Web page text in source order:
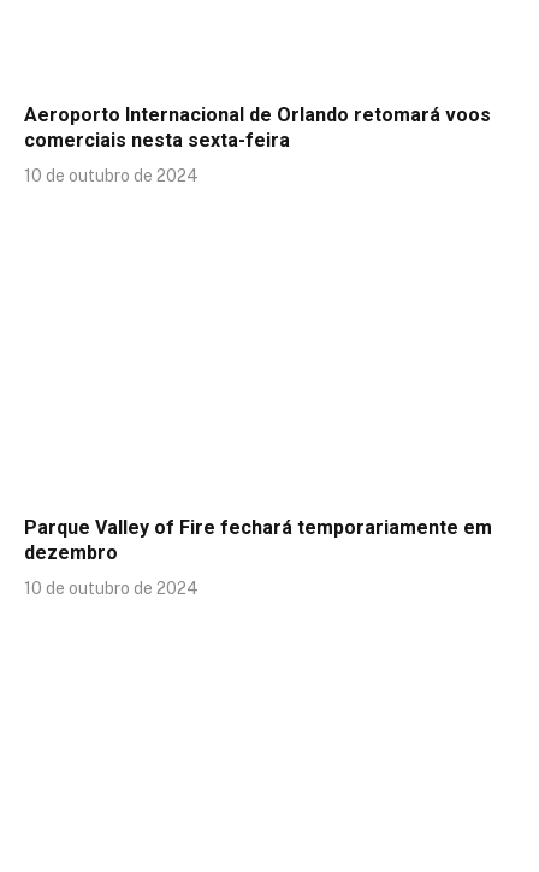
Aeroporto Internacional de Orlando retomará voos
comerciais nesta sexta-feira
10 de outubro de 2024
Parque Valley of Fire fechará temporariamente em
dezembro
10 de outubro de 2024